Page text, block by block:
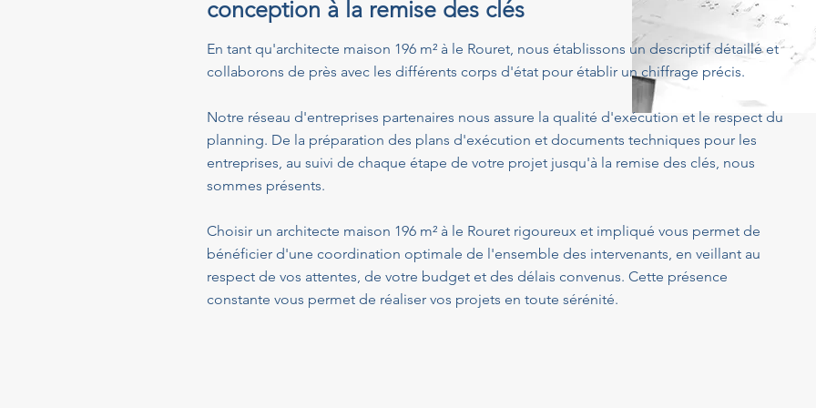
conception à la remise des clés
En tant qu'architecte maison 196 m² à le Rouret, nous établissons un descriptif détaillé et
collaborons de près avec les différents corps d'état pour établir un chiffrage précis.
Notre réseau d'entreprises partenaires nous assure la qualité d'exécution et le respect du
planning. De la préparation des plans d'exécution et documents techniques pour les
entreprises, au suivi de chaque étape de votre projet jusqu'à la remise des clés, nous
sommes présents.
Choisir un architecte maison 196 m² à le Rouret rigoureux et impliqué vous permet de
bénéficier d'une coordination optimale de l'ensemble des intervenants, en veillant au
respect de vos attentes, de votre budget et des délais convenus. Cette présence
constante vous permet de réaliser vos projets en toute sérénité.